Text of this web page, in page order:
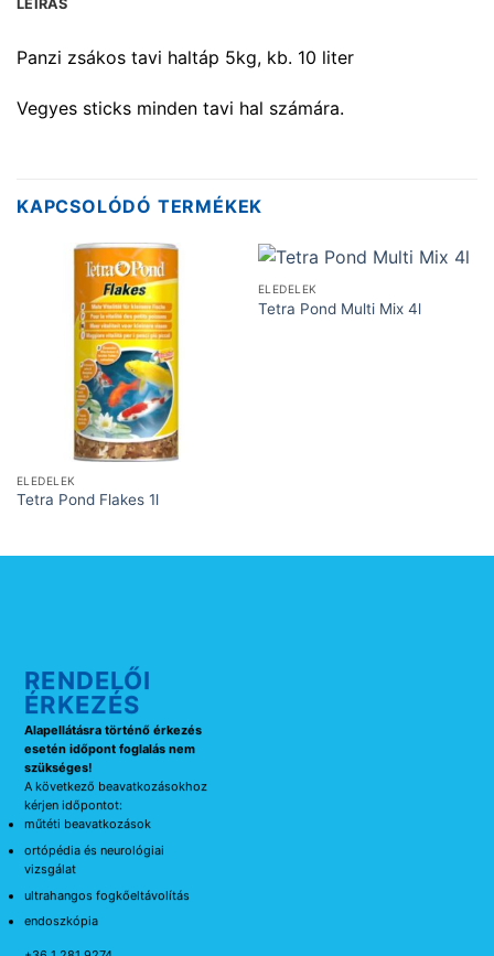
LEÍRÁS
Panzi zsákos tavi haltáp 5kg, kb. 10 liter
Vegyes sticks minden tavi hal számára.
KAPCSOLÓDÓ TERMÉKEK
ELEDELEK
Tetra Pond Flakes 1l
ELEDELEK
Tetra Pond Multi Mix 4l
RENDELŐI
ÉRKEZÉS
Alapellátásra történő érkezés
esetén időpont foglalás nem
szükséges!
A következő beavatkozásokhoz
kérjen időpontot:
műtéti beavatkozások
ortópédia és neurológiai
vizsgálat
ultrahangos fogkőeltávolítás
endoszkópia